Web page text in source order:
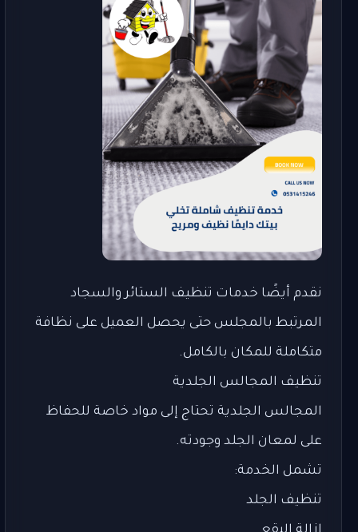
نقدم أيضًا خدمات تنظيف الستائر والسجاد
المرتبط بالمجلس حتى يحصل العميل على نظافة
متكاملة للمكان بالكامل.
تنظيف المجالس الجلدية
المجالس الجلدية تحتاج إلى مواد خاصة للحفاظ
على لمعان الجلد وجودته.
تشمل الخدمة:
تنظيف الجلد